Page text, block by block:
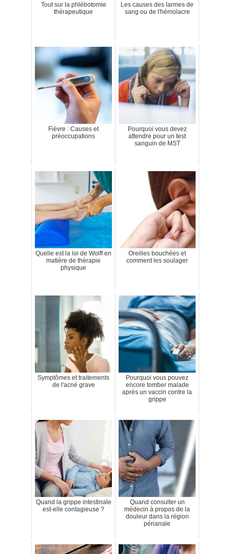
Tout sur la phlébotomie
thérapeutique
Les causes des larmes de
sang ou de l'hémolacre
Fièvre : Causes et
préoccupations
Pourquoi vous devez
attendre pour un test
sanguin de MST
Quelle est la loi de Wolff en
matière de thérapie
physique
Oreilles bouchées et
comment les soulager
Symptômes et traitements
de l'acné grave
Pourquoi vous pouvez
encore tomber malade
après un vaccin contre la
grippe
Quand la grippe intestinale
est-elle contagieuse ?
Quand consulter un
médecin à propos de la
douleur dans la région
périanale